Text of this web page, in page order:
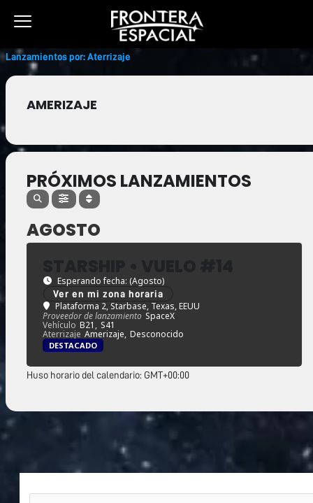
Lanzamientos por: Aterrizaje
AMERIZAJE
PRÓXIMOS LANZAMIENTOS
AGOSTO
Esperando fecha: (Agosto)
Ver en mi zona horaria
Plataforma 2, Starbase, Texas, EEUU
Proveedor de lanzamiento SpaceX
Vehículo B21, S41
Aterrizaje Amerizaje, Desconocido
DESTACADO
Huso horario del calendario: GMT+00:00